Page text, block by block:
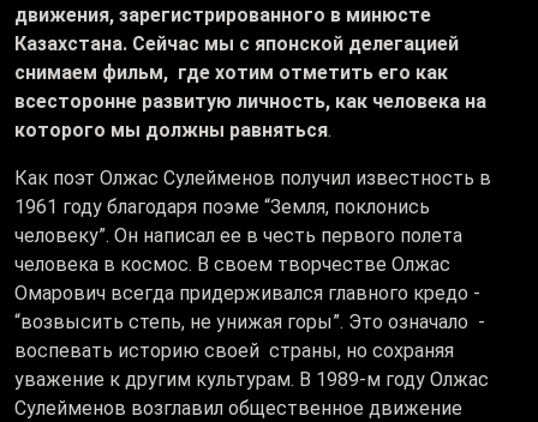
движения, зарегистрированного в минюсте
Казахстана. Сейчас мы с японской делегацией
снимаем фильм, где хотим отметить его как
всесторонне развитую личность, как человека на
которого мы должны равняться.
Как поэт Олжас Сулейменов получил известность в
1961 году благодаря поэме “Земля, поклонись
человеку”. Он написал ее в честь первого полета
человека в космос. В своем творчестве Олжас
Омарович всегда придерживался главного кредо -
“возвысить степь, не унижая горы”. Это означало -
воспевать историю своей страны, но сохраняя
уважение к другим культурам. В 1989-м году Олжас
Сулейменов возглавил общественное движение